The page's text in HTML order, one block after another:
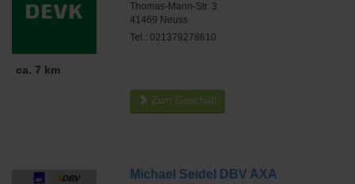
ca. 7 km
Thomas-Mann-Str. 3
41469 Neuss
Tel.: 021379278610
Zum Geschäft
Michael Seidel DBV AXA